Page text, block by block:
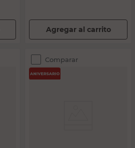
Agregar al carrito
Comparar